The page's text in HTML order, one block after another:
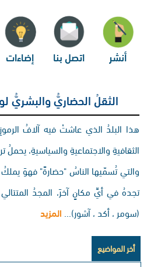
أنشر اتصل بنا إضاءات
الثقلُ الحضاريُّ والبشريُّ
هذا البلدُ الذي عاشتْ فيه آلافُ الرموزِ
الثقافيةِ والاجتماعيةِ والسياسيةِ، يحملُ
والتي تُسمّيها الناسُ "حضارةً" فهوَ يملكُ مِن
تجدهُ في أيِّ مكانٍ آخرَ، المجدُ
(سومر ، أكد ، آشور)...
المزيد
أخر المواضيع